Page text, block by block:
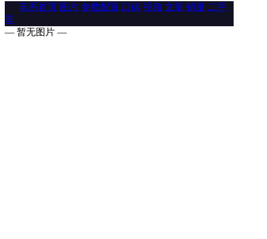
车系首页 图片 参数配置 口碑 视频 文章 销量 二手
车
— 暂无图片 —